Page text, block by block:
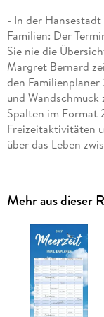
- In der
Familien: Der
Sie nie die
Margret Bernard
den
und
Spalten im Format
Freizeitaktivitäten
über das Leben
Mehr aus dieser